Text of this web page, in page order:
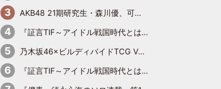
AKB48 21期研究生・森川優、可愛さもある大人の女性に
『証言TIF～アイドル戦国時代とはなんだったのか～』第10回：さくら学院・武藤彩未×飯田らうら「正直、中3で辞めるというのを信じてなくて。そう言われてはいたけど、嘘でしょって」
乃木坂46×ビルディバイドTCG Vol.2公開 賀喜遥香＆田村真佑が『京まふ』ステージに登壇
『証言TIF～アイドル戦国時代とはなんだったのか～』第11回：私立恵比寿中学・真山りか×安本彩花「TIFで10年ぶりのキョンシーメイクをしたら、場を完全に引かせてしまって。時代が変わったんだなって」